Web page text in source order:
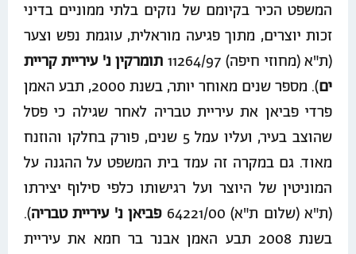
המשפט הכיר בקיומם של נזקים בלתי ממוניים בדיני
זכות יוצרים, מתוך פגיעה מוראלית, עוגמת נפש וצער
(ת"א (מחוזי חיפה) 11264/97
תומרקין נ' עיריית קריית
ים
). מספר שנים מאוחר יותר, בשנת 2000, תבע האמן
פרדי פביאן את עיריית טבריה לאחר שגילה כי פסל
שהוצב בעיר, ועליו עמל 5 שנים, פורק בחלקו והוזנח
מאוד. גם במקרה זה עמד בית המשפט על ההגנה על
המוניטין של היוצר ועל רגישותו כלפי סילוף יצירתו
(ת"א (שלום ת"א) 64221/00
פביאן נ' עיריית טבריה).
בשנת 2008 תבע האמן אבנר בר חמא את עיריית